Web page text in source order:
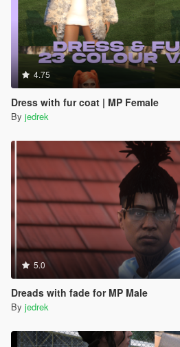
4.75
Dress with fur coat | MP Female
By jedrek
5.0
Dreads with fade for MP Male
By jedrek